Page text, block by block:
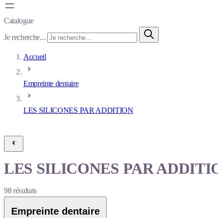
Catalogue
Je recherche...
Accueil
Empreinte dentaire
LES SILICONES PAR ADDITION
LES SILICONES PAR
98résultats
Empreinte dentaire